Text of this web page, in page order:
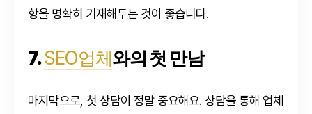
항을 명확히 기재해두는 것이 좋습니다.
7.SEO업체와의 첫 만남
마지막으로, 첫 상담이 정말 중요해요. 상담을 통해 업체